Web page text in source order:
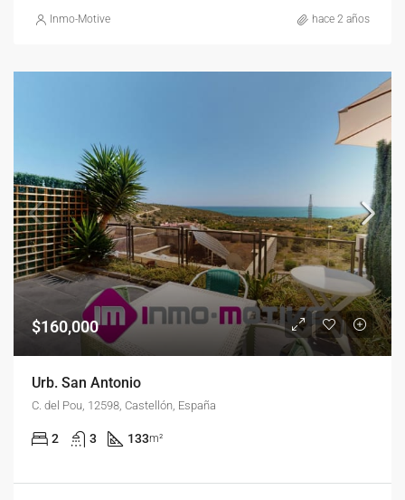
Inmo-Motive hace 2 años
$160,000
Urb. San Antonio
C. del Pou, 12598, Castellón, España
2 3 133m²